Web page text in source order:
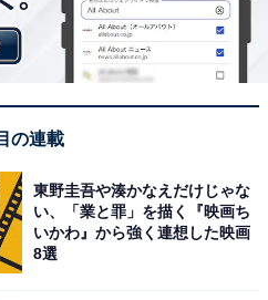
に行きたい滝」ランキング！ 2位
を抑えた1位は？【2025年調査】
の連載
東野圭吾や湊かなえだけじゃな
い、「業と罪」を描く『映画ち
いかわ』から強く連想した映画
8選